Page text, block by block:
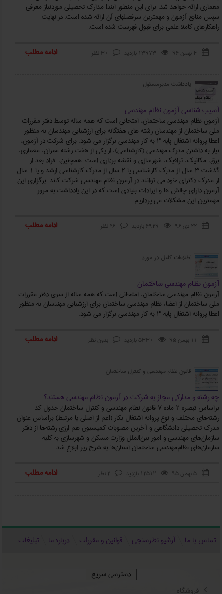
معماري ارائه خواهد شد. براي اين منظور ابتدا مدارک تحصیلی موردنياز معرفي
سپس منابع آزمون و مهمترين سرفصلهاي آن ارائه شده است. در نهايت
راهکارهاي کاملا علمي براي قبول فهرست شده است.
 ۴ بهمن ۹۶  13973 بازدید  30 نظر ادامه مطلب
یادداشت مدیرمسئول
آسیب شناسی آزمون نظام مهندسی
آزمون نظام مهندسی ساختمان، امتحانی است که همه ساله توسط دفتر مقررات
ملی ساختمان از مهندسان رشته های هفتگانه برای ارزشیابی مهندسان به منظور
اعطا پروانه اشتغال پایه 3 به کار مهندسی برگزار می شود. برای شرکت در آزمون،
نیاز به داشتن مدرک مهندسی (کارشناسی)، از یکی از هفت رشته عمران، معماری،
برق، مکانیک، ترافیک، شهرسازی و نقشه برداری است. همچنین، افراد بعد از
گذشت ۳ سال از مدرك كارشناسی یا ۲ سال از مدرك كارشناسی ارشد و یا ۱ سال
از مدرك دكترای خود می توانند در آزمون نظام مهندسی شركت كنند. برگزاری این
آزمون دارای چالش ها و ایرادات بنیادی است که در این یادداشت به مرور
مهمترین این مشکلات می پردازیم.
 ۲۲ دی ۹۶  6929 بازدید  26 نظر ادامه مطلب
اطلاعات کامل در مورد
آزمون نظام مهندسی ساختمان
آزمون نظام مهندسی ساختمان، امتحانی است که همه ساله از سوی دفتر مقررات
ملی ساختمان از اعضاء نظام مهندسی ساختمان برای ارزشیابی مهندسان به منظور
اعطا پروانه اشتغال پایه 3 به کار مهندسی برگزار می شود.
 ۱۱ بهمن ۹۵  5330 بازدید  بدون نظر ادامه مطلب
قانون نظام مهندسي و كنترل ساختمان
چه رشته و مدارکی مجاز به شرکت در آزمون نظام مهندسی هستند؟
براساس تبصره 2 ماده 7 قانون نظام مهندسي و كنترل ساختمان جدول كد
رشته‌هاي مختلف و نوع پروانه اشتغال بكار (اعم از اصلي يا مرتبط) براساس عنوان
مدرك تحصيلي دانشگاهي و آخرين مصوبات كميسيون هم ارزي رشته‌ها از دفتر
سازمان‌هاي مهندسي و امور بين‌الملل وزارت مسكن و شهرسازي به كليه
سازمان‌هاي نظام‌مهندسي ساختمان استان‌ها به شرح زير ابلاغ شد:
 ۵ بهمن ۹۵  12512 بازدید  2 نظر ادامه مطلب
تماس با ما آرشیو نظرسنجی قوانین و مقررات درباره ما تبلیغات
دسترسی سریع
فروشگاه